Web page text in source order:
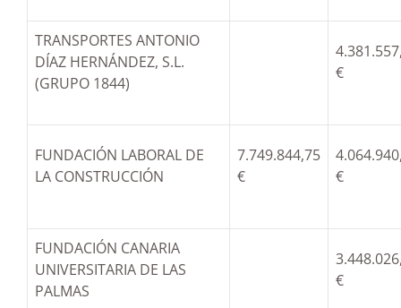
TRANSPORTES ANTONIO
DÍAZ HERNÁNDEZ, S.L.
(GRUPO 1844)
€
FUNDACIÓN LABORAL DE
LA CONSTRUCCIÓN
7.749.844,75
€
€
FUNDACIÓN CANARIA
UNIVERSITARIA DE LAS
PALMAS
€